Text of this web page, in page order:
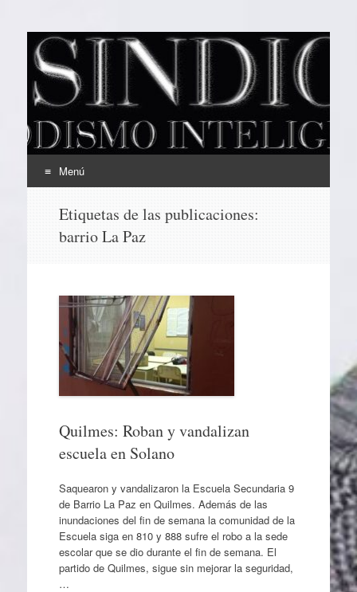
EL SINDICAL
Periodismo Inteligente
Menú
contenido
Etiquetas de las publicaciones:
barrio La Paz
Quilmes: Roban y vandalizan
escuela en Solano
Saquearon y vandalizaron la Escuela Secundaria 9
de Barrio La Paz en Quilmes. Además de las
inundaciones del fin de semana la comunidad de la
Escuela siga en 810 y 888 sufre el robo a la sede
escolar que se dio durante el fin de semana. El
partido de Quilmes, sigue sin mejorar la seguridad,
…